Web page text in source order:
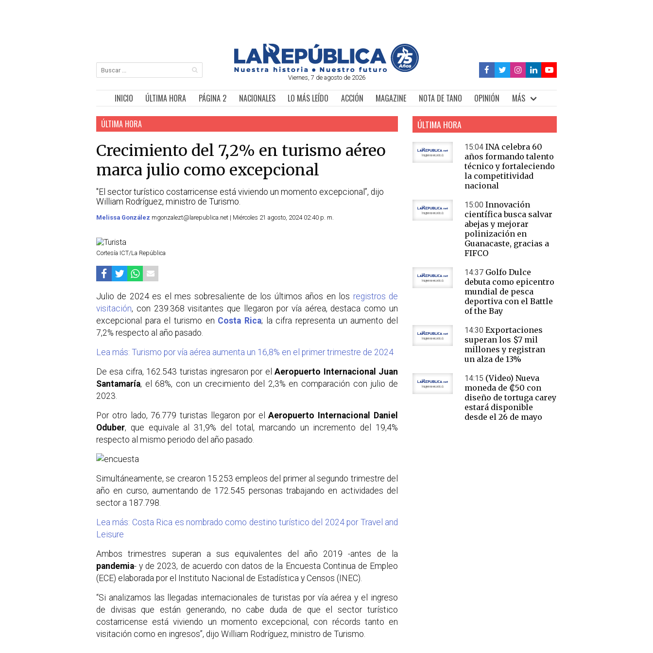
Viernes, 7 de agosto de 2026
INICIO ÚLTIMA HORA PÁGINA 2 NACIONALES LO MÁS LEÍDO ACCIÓN MAGAZINE NOTA DE TANO OPINIÓN MÁS
ÚLTIMA HORA
Crecimiento del 7,2% en turismo aéreo
marca julio como excepcional
"El sector turístico costarricense está viviendo un momento excepcional”, dijo
William Rodríguez, ministro de Turismo.
Melissa González mgonzalezt@larepublica.net | Miércoles 21 agosto, 2024 02:40 p. m.
Cortesía ICT/La República
Julio de 2024 es el mes sobresaliente de los últimos años en los registros de
visitación, con 239.368 visitantes que llegaron por vía aérea, destaca como un
excepcional para el turismo en Costa Rica; la cifra representa un aumento del
7,2% respecto al año pasado.
Lea más: Turismo por vía aérea aumenta un 16,8% en el primer trimestre de 2024
De esa cifra, 162.543 turistas ingresaron por elAeropuerto Internacional Juan
Santamaría, el 68%, con un crecimiento del 2,3% en comparación con julio de
2023.
Por otro lado, 76.779 turistas llegaron por elAeropuerto Internacional Daniel
Oduber, que equivale al 31,9% del total, marcando un incremento del 19,4%
respecto al mismo periodo del año pasado.
Simultáneamente, se crearon 15.253 empleos del primer al segundo trimestre del
año en curso, aumentando de 172.545 personas trabajando en actividades del
sector a 187.798.
Lea más: Costa Rica es nombrado como destino turístico del 2024 por Travel and
Leisure
Ambos trimestres superan a sus equivalentes del año 2019 -antes de la
pandemia- y de 2023, de acuerdo con datos de la Encuesta Continua de Empleo
(ECE) elaborada por el Instituto Nacional de Estadística y Censos (INEC).
“Si analizamos las llegadas internacionales de turistas por vía aérea y el ingreso
de divisas que están generando, no cabe duda de que el sector turístico
costarricense está viviendo un momento excepcional, con récords tanto en
visitación como en ingresos”, dijo William Rodríguez, ministro de Turismo.
ÚLTIMA HORA
15:04 INA celebra 60
años formando talento
técnico y fortaleciendo
la competitividad
nacional
15:00 Innovación
científica busca salvar
abejas y mejorar
polinización en
Guanacaste, gracias a
FIFCO
14:37 Golfo Dulce
debuta como epicentro
mundial de pesca
deportiva con el Battle
of the Bay
14:30 Exportaciones
superan los $7 mil
millones y registran
un alza de 13%
14:15 (Video) Nueva
moneda de ₡50 con
diseño de tortuga carey
estará disponible
desde el 26 de mayo